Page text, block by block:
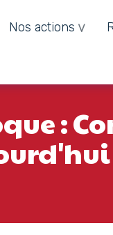
Nos actions
: